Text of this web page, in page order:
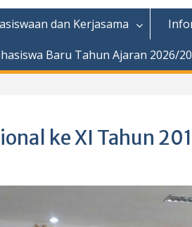
dan Kerjasama
Baru Tahun Ajaran 2026/
ke XI Tahun